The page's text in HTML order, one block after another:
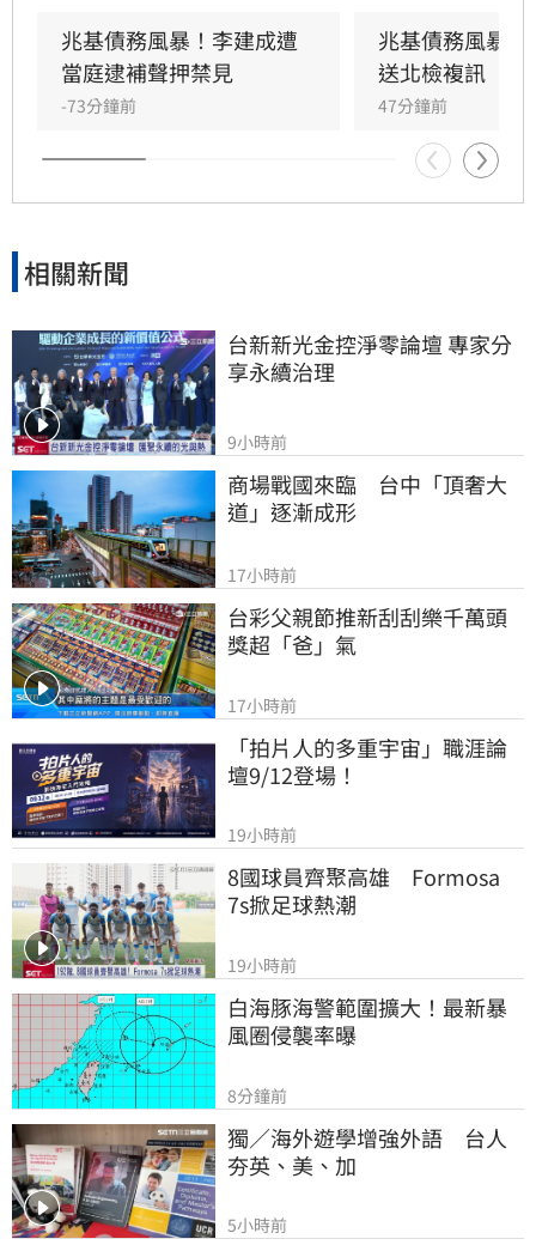
私用及支付前妻開銷，涉犯侵占與背信罪，檢方
複訊後將其當庭逮捕並聲押禁見。林佑任則以
200萬元交保。此外，宏碁集團因發現兆基內部
管理缺失，宣布法人代表李文詳辭去兆基董事長
職務。
兆基債務風暴！李建成遭
當庭逮補聲押禁見
-73分鐘前
兆基債務風暴
送北檢複訊
47分鐘前
相關新聞
台新新光金控淨零論壇 專家分
享永續治理
9小時前
商場戰國來臨　台中「頂奢大
道」逐漸成形
17小時前
台彩父親節推新刮刮樂千萬頭
獎超「爸」氣
17小時前
「拍片人的多重宇宙」職涯論
壇9/12登場！
19小時前
8國球員齊聚高雄　Formosa
7s掀足球熱潮
19小時前
白海豚海警範圍擴大！最新暴
風圈侵襲率曝
8分鐘前
獨／海外遊學增強外語　台人
夯英、美、加
5小時前